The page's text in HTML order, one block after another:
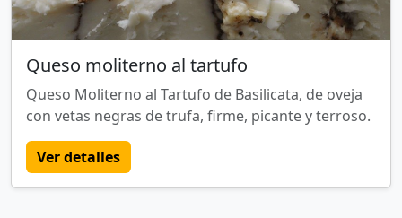
Queso moliterno al tartufo
Queso Moliterno al Tartufo de Basilicata, de oveja
con vetas negras de trufa, firme, picante y terroso.
Ver detalles